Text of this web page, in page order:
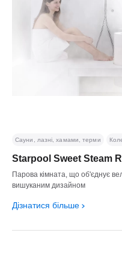
Starpool Sweet Steam
Парова кімната, що об'єднує
вишуканим дизайном
Дізнатися більше
Сауни, лазні, хамами, терми